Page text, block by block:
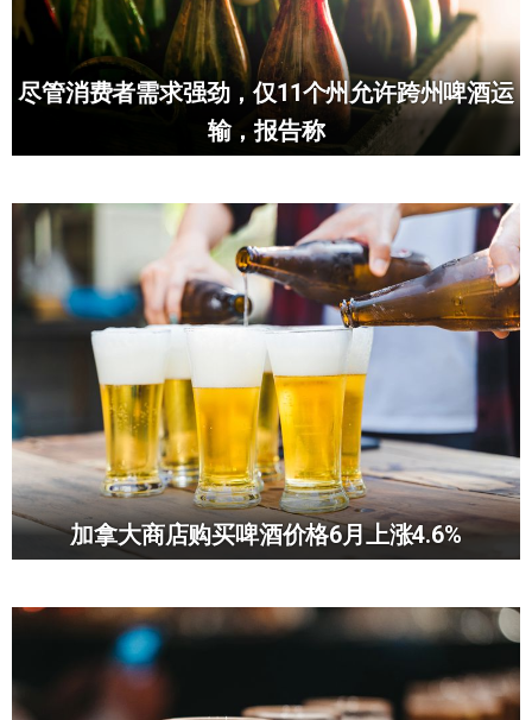
尽管消费者需求强劲，仅11个州允许跨州啤酒运
输，报告称
加拿大商店购买啤酒价格6月上涨4.6%